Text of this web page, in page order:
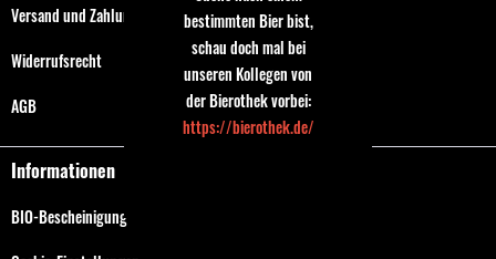
Versand und Zahlungsbedingungen
Widerrufsrecht
AGB
Informationen
BIO-Bescheinigung
bestimmten Bier bist,
schau doch mal bei
unseren Kollegen von
der Bierothek vorbei:
https://bierothek.de/